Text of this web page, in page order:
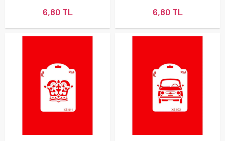
6,80 TL 6,80 TL